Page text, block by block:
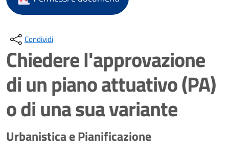
Condividi
Chiedere l'approvazione
di un piano attuativo (PA)
o di una sua variante
Urbanistica e Pianificazione